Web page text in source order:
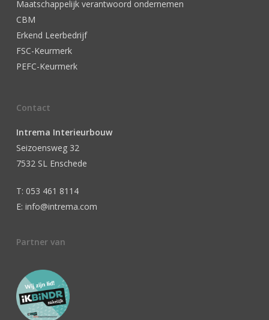
Maatschappelijk verantwoord ondernemen
CBM
Erkend Leerbedrijf
FSC-Keurmerk
PEFC-Keurmerk
Contact
Intrema Interieurbouw
Seizoensweg 32
7532 SL Enschede
T: 053 461 8114
E: info@intrema.com
Partner van